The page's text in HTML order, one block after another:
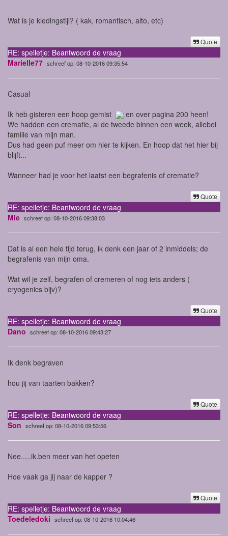
Wat is je kledingstijl? ( kak, romantisch, alto, etc)
Quote
RE: spelletje: Beantwoord de vraag
Marielle77 schreef op: 08-10-2016 09:35:54
Casual
Ik heb gisteren een hoop gemist
en over pagina 200 heen!
We hadden een crematie, al de tweede binnen een week, allebei
familie van mijn man.
Dus had geen puf meer om hier te kijken. En hoop dat het hier bij
blijft...
Wanneer had je voor het laatst een begrafenis of crematie?
Quote
RE: spelletje: Beantwoord de vraag
Mie schreef op: 08-10-2016 09:38:03
Dat is al een hele tijd terug, ik denk een jaar of 2 inmiddels; de
begrafenis van mijn oma.
Wat wil je zelf, begrafen of cremeren of nog iets anders (
cryogenics bijv)?
Quote
RE: spelletje: Beantwoord de vraag
Dano schreef op: 08-10-2016 09:43:27
Ik denk begraven
hou jij van taarten bakken?
Quote
RE: spelletje: Beantwoord de vraag
Son schreef op: 08-10-2016 09:53:56
Nee.....ik.ben meer van het opeten
Hoe vaak ga jij naar de kapper ?
Quote
RE: spelletje: Beantwoord de vraag
Toedeledoki schreef op: 08-10-2016 10:04:46